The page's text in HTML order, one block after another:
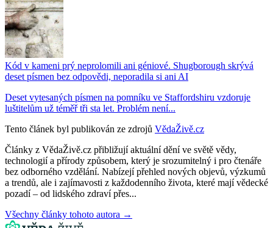
Kód v kameni prý neprolomili ani géniové. Shugborough skrývá
deset písmen bez odpovědi, neporadila si ani AI
Deset vytesaných písmen na pomníku ve Staffordshiru vzdoruje
luštitelům už téměř tři sta let. Problém není...
Tento článek byl publikován ze zdrojů VědaŽivě.cz
Články z VědaŽivě.cz přibližují aktuální dění ve světě vědy,
technologií a přírody způsobem, který je srozumitelný i pro čtenáře
bez odborného vzdělání. Nabízejí přehled nových objevů, výzkumů
a trendů, ale i zajímavosti z každodenního života, které mají vědecké
pozadí – od lidského zdraví přes...
Všechny články tohoto autora →